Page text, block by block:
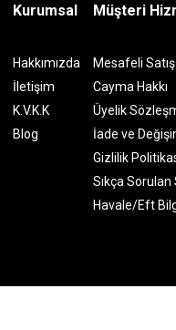
Kurumsal
Hakkımızda
İletişim
K.V.K.K
Blog
Müşteri
Mesafeli
Cayma Hakkı
Üyelik
İade ve
Gizlilik
Sıkça
Havale/Eft